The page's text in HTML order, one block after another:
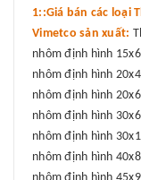
1::Giá bán các loại
Vimetco sản xuất:
nhôm định hình
nhôm định hình
nhôm định hình
nhôm định hình
nhôm định hình
nhôm định hình
nhôm định hình